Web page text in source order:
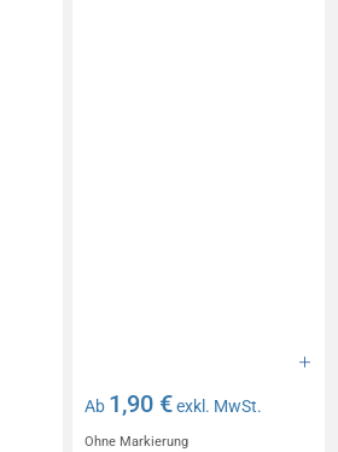
Ab 1,90 €exkl. MwSt.
Ohne Markierung